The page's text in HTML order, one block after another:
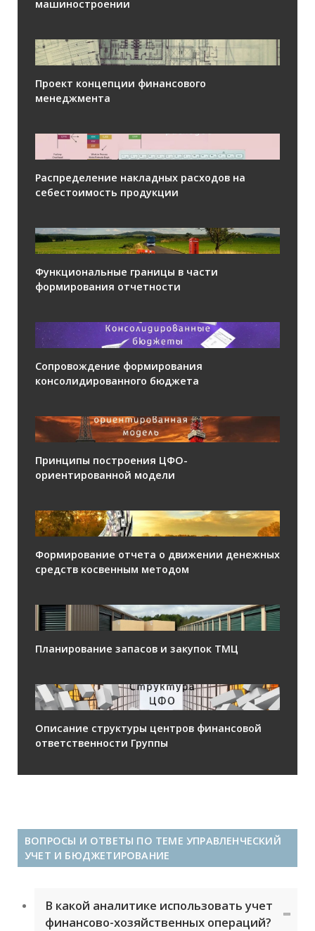
машиностроении
Проект концепции финансового
менеджмента
Распределение накладных расходов на
себестоимость продукции
Функциональные границы в части
формирования отчетности
Сопровождение формирования
консолидированного бюджета
Принципы построения ЦФО-
ориентированной модели
Формирование отчета о движении денежных
средств косвенным методом
Планирование запасов и закупок ТМЦ
Описание структуры центров финансовой
ответственности Группы
ВОПРОСЫ И ОТВЕТЫ ПО ТЕМЕ УПРАВЛЕНЧЕСКИЙ
УЧЕТ И БЮДЖЕТИРОВАНИЕ
В какой аналитике использовать учет
финансово-хозяйственных операций?